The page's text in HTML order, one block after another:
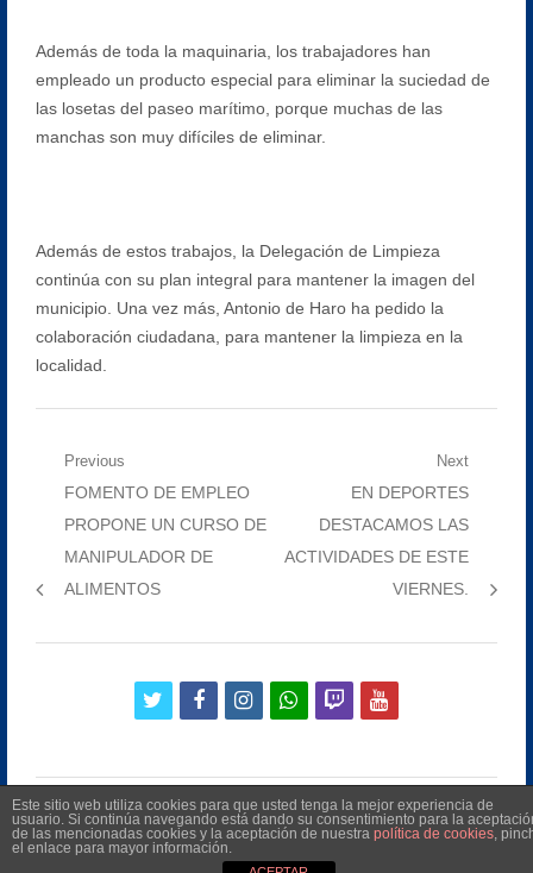
Además de toda la maquinaria, los trabajadores han
empleado un producto especial para eliminar la suciedad de
las losetas del paseo marítimo, porque muchas de las
manchas son muy difíciles de eliminar.
Además de estos trabajos, la Delegación de Limpieza
continúa con su plan integral para mantener la imagen del
municipio. Una vez más, Antonio de Haro ha pedido la
colaboración ciudadana, para mantener la limpieza en la
localidad.
Navegación
entradas
Previous
Previous
post:
FOMENTO DE EMPLEO
PROPONE UN CURSO DE
MANIPULADOR DE
ALIMENTOS
Next
Next
post:
EN DEPORTES
DESTACAMOS LAS
ACTIVIDADES DE ESTE
VIERNES.
twitterfacebookinstagramwhatsapp
twitchyoutube
©2026 Radio Televisión Municipal de Manilva
Este sitio web utiliza cookies para que usted tenga la mejor experiencia de
usuario. Si continúa navegando está dando su consentimiento para la
de las mencionadas cookies y la aceptación de nuestra política de cookies,
el enlace para mayor información.